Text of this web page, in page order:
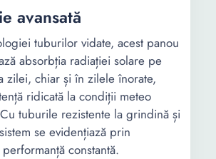
alimentara;
exterior - INOX
avansată
tuburilor vidate, acest panou
absorbția radiației solare pe
zilei, chiar și în zilele înorate,
ridicată la condiții meteo
tuburile rezistente la grindină și
se evidențiază prin
constantă.